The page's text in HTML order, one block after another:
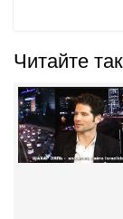
Читайте